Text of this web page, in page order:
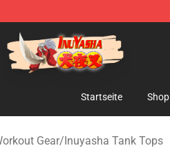
Inuyasha Merchandise Shop
Startseite Shop
Gear/Inuyasha Tank Tops